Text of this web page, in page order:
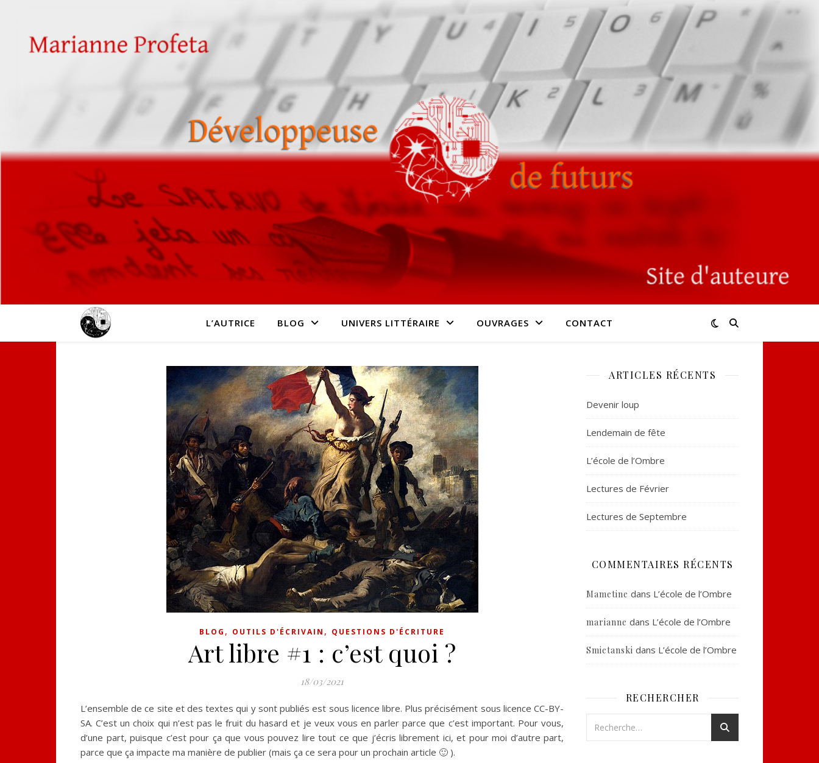
L’AUTRICE BLOG UNIVERS LITTÉRAIRE OUVRAGES CONTACT
BLOG , OUTILS D'ÉCRIVAIN , QUESTIONS D'ÉCRITURE
Art libre #1 : c’est quoi ?
18/03/2021
L’ensemble de ce site et des textes qui y sont publiés est sous licence libre. Plus précisément sous licence CC-BY-
SA. C’est un choix qui n’est pas le fruit du hasard et je veux vous en parler parce que c’est important. Pour vous,
d’une part, puisque c’est pour ça que vous pouvez lire tout ce que j’écris librement ici, et pour moi d’autre part,
parce que ça impacte ma manière de publier (mais ça ce sera pour un prochain article 🙂 ).
ARTICLES RÉCENTS
Devenir loup
Lendemain de fête
L’école de l’Ombre
Lectures de Février
Lectures de Septembre
COMMENTAIRES RÉCENTS
Mametine dans L’école de l’Ombre
marianne dans L’école de l’Ombre
Smietanski dans L’école de l’Ombre
RECHERCHER